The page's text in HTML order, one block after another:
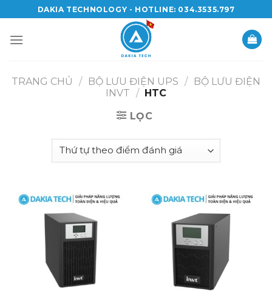
to
content
DAKIA TECHNOLOGY - HOTLINE: 034.3535.797
TRANG CHỦ / BỘ LƯU ĐIỆN UPS /
BỘ LƯU ĐIỆN
INVT / HTC
LỌC